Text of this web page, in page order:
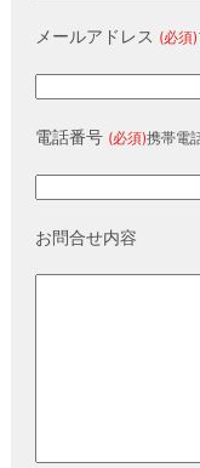
メールアドレス (必須)
電話番号 (必須)携帯電
お問合せ内容